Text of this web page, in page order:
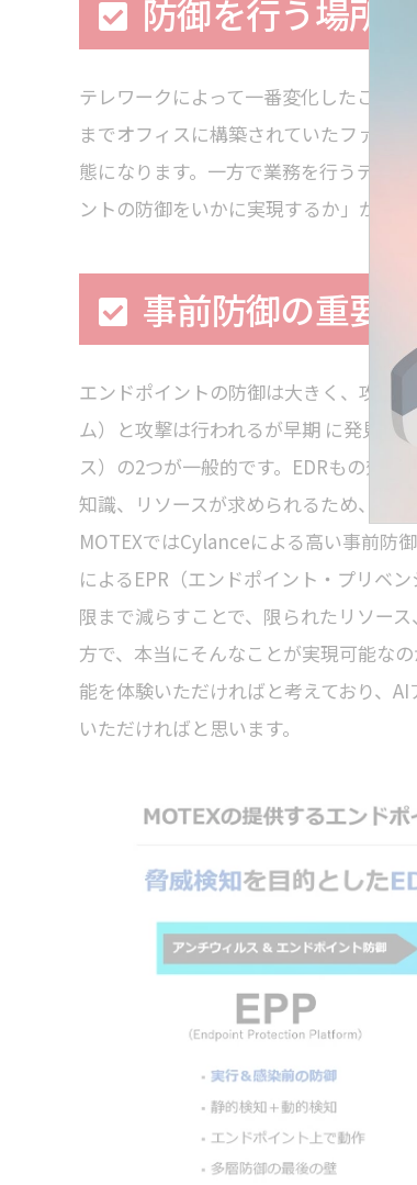
防御を行う場所
テレワークによって一番変化したこと
までオフィスに構築されていたファイ
態になります。一方で業務を行うデバ
ントの防御をいかに実現するか」がテ
事前防御の重要性
エンドポイントの防御は大きく、攻撃
ム）と攻撃は行われるが早期 に発見し
ス）の2つが一般的です。EDRもの効果
知識、リソースが求められるため、そ
MOTEXではCylanceによる高い事前防
によるEPR（エンドポイント・プリベ
限まで減らすことで、限られたリソー
方で、本当にそんなことが実現可能な
能を体験いただければと考えており、
いただければと思います。